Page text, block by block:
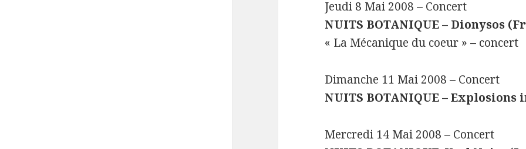
Jeudi 8 Mai 2008 – Concert
NUITS BOTANIQUE – Dionysos
« La Mécanique du coeur » – concert
Dimanche 11 Mai 2008 – Concert
NUITS BOTANIQUE – Explosions
Mercredi 14 Mai 2008 – Concert